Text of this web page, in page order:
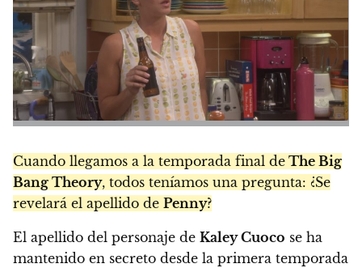
Cuando llegamos a la temporada final de The Big
Bang Theory, todos teníamos una pregunta: ¿Se
revelará el apellido de Penny?
El apellido del personaje de Kaley Cuoco se ha
mantenido en secreto desde la primera temporada